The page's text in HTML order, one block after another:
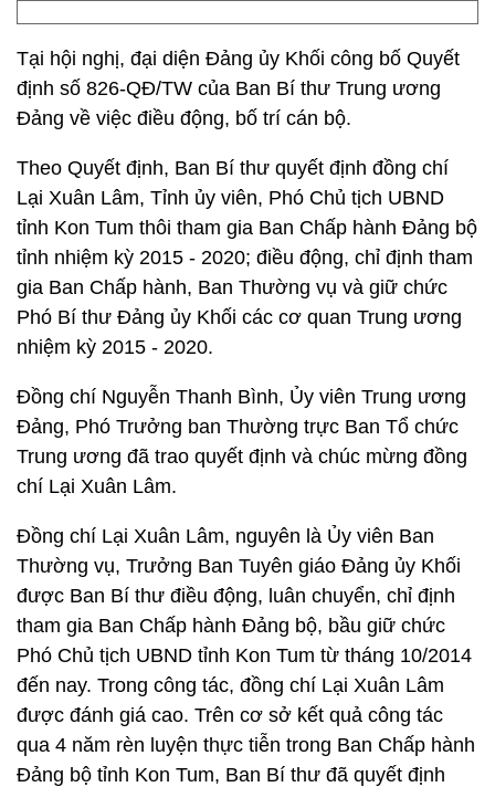
Tại hội nghị, đại diện Đảng ủy Khối công bố Quyết
định số 826-QĐ/TW của Ban Bí thư Trung ương
Đảng về việc điều động, bố trí cán bộ.
Theo Quyết định, Ban Bí thư quyết định đồng chí
Lại Xuân Lâm, Tỉnh ủy viên, Phó Chủ tịch UBND
tỉnh Kon Tum thôi tham gia Ban Chấp hành Đảng bộ
tỉnh nhiệm kỳ 2015 - 2020; điều động, chỉ định tham
gia Ban Chấp hành, Ban Thường vụ và giữ chức
Phó Bí thư Đảng ủy Khối các cơ quan Trung ương
nhiệm kỳ 2015 - 2020.
Đồng chí Nguyễn Thanh Bình, Ủy viên Trung ương
Đảng, Phó Trưởng ban Thường trực Ban Tổ chức
Trung ương đã trao quyết định và chúc mừng đồng
chí Lại Xuân Lâm.
Đồng chí Lại Xuân Lâm, nguyên là Ủy viên Ban
Thường vụ, Trưởng Ban Tuyên giáo Đảng ủy Khối
được Ban Bí thư điều động, luân chuyển, chỉ định
tham gia Ban Chấp hành Đảng bộ, bầu giữ chức
Phó Chủ tịch UBND tỉnh Kon Tum từ tháng 10/2014
đến nay. Trong công tác, đồng chí Lại Xuân Lâm
được đánh giá cao. Trên cơ sở kết quả công tác
qua 4 năm rèn luyện thực tiễn trong Ban Chấp hành
Đảng bộ tỉnh Kon Tum, Ban Bí thư đã quyết định